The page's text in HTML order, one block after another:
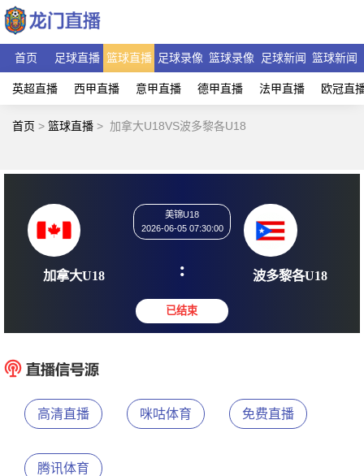
首页 足球直播 篮球直播 足球录像 篮球录像 足球新闻 篮球新闻
英超直播 西甲直播 意甲直播 德甲直播 法甲直播 欧冠直
首页 > 篮球直播 > 加拿大U18VS波多黎各U18
加拿大U18
2026-06-05 07:30:00
: 波多黎
高清直播 咪咕体育 免费直播
腾讯体育